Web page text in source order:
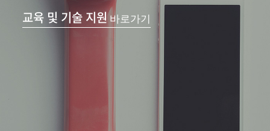
교육 및 기술 지원바로가기